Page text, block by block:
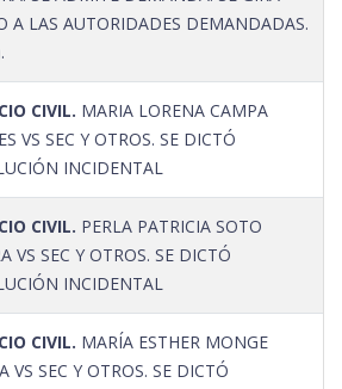
A LAS AUTORIDADES DEMANDADAS.
CIVIL. MARIA LORENA CAMPA
VS SEC Y OTROS. SE DICTÓ
INCIDENTAL
CIVIL. PERLA PATRICIA SOTO
VS SEC Y OTROS. SE DICTÓ
INCIDENTAL
CIVIL. MARÍA ESTHER MONGE
VS SEC Y OTROS. SE DICTÓ